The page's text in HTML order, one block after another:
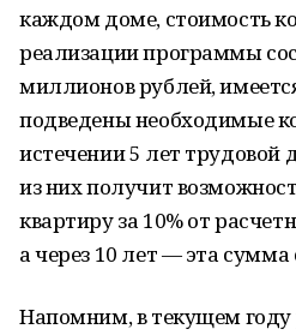
каждом доме, стоимость
реализации программы
миллионов рублей,
подведены необходимые
истечении 5 лет трудовой
из них получит
квартиру за 10% от
а через 10 лет — эта сумма
Напомним, в текущем